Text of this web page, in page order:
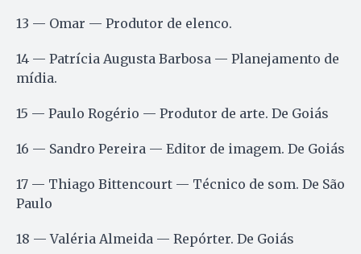
13 — Omar — Produtor de elenco.
14 — Patrícia Augusta Barbosa — Planejamento de
mídia.
15 — Paulo Rogério — Produtor de arte. De Goiás
16 — Sandro Pereira — Editor de imagem. De Goiás
17 — Thiago Bittencourt — Técnico de som. De São
Paulo
18 — Valéria Almeida — Repórter. De Goiás